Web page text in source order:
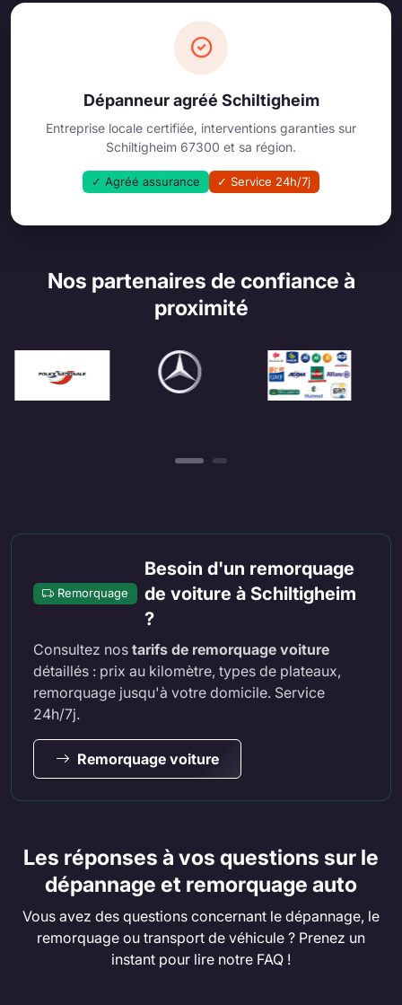
Dépanneur agréé Schiltigheim
Entreprise locale certifiée, interventions garanties sur
Schiltigheim 67300 et sa région.
✓ Agréé assurance ✓ Service 24h/7j
Nos partenaires de confiance à
proximité
Remorquage
Besoin d'un remorquage
de voiture à Schiltigheim
?
Consultez nos tarifs de remorquage voiture
détaillés : prix au kilomètre, types de plateaux,
remorquage jusqu'à votre domicile. Service
24h/7j.
Remorquage voiture
Les réponses à vos questions sur le
dépannage et remorquage auto
Vous avez des questions concernant le dépannage, le
remorquage ou transport de véhicule ? Prenez un
instant pour lire notre FAQ !